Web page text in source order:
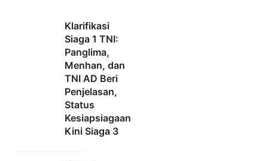
Klarifikasi
Siaga 1 TNI:
Panglima,
Menhan, dan
TNI AD Beri
Penjelasan,
Status
Kesiapsiagaan
Kini Siaga 3